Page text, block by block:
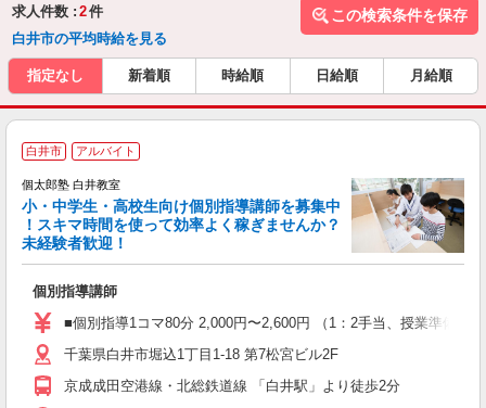
求人件数 : 2件
白井市の平均時給を見る
この検索条件を保存
指定なし 新着順 時給順 日給順 月給順
白井市 アルバイト
個太郎塾 白井教室
小・中学生・高校生向け個別指導講師を募集中
！スキマ時間を使って効率よく稼ぎませんか？
未経験者歓迎！
個別指導講師
■個別指導1コマ80分 2,000円〜2,600円 （1：2手当、授業準備
千葉県白井市堀込1丁目1-18 第7松宮ビル2F
京成成田空港線・北総鉄道線 「白井駅」より徒歩2分